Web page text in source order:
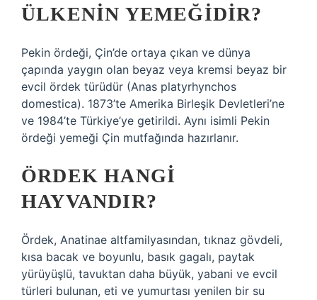
ÜLKENIN YEMEĞIDIR?
Pekin ördeği, Çin’de ortaya çıkan ve dünya
çapında yaygın olan beyaz veya kremsi beyaz bir
evcil ördek türüdür (Anas platyrhynchos
domestica). 1873’te Amerika Birleşik Devletleri’ne
ve 1984’te Türkiye’ye getirildi. Aynı isimli Pekin
ördeği yemeği Çin mutfağında hazırlanır.
ÖRDEK HANGI
HAYVANDIR?
Ördek, Anatinae altfamilyasından, tıknaz gövdeli,
kısa bacak ve boyunlu, basık gagalı, paytak
yürüyüşlü, tavuktan daha büyük, yabani ve evcil
türleri bulunan, eti ve yumurtası yenilen bir su